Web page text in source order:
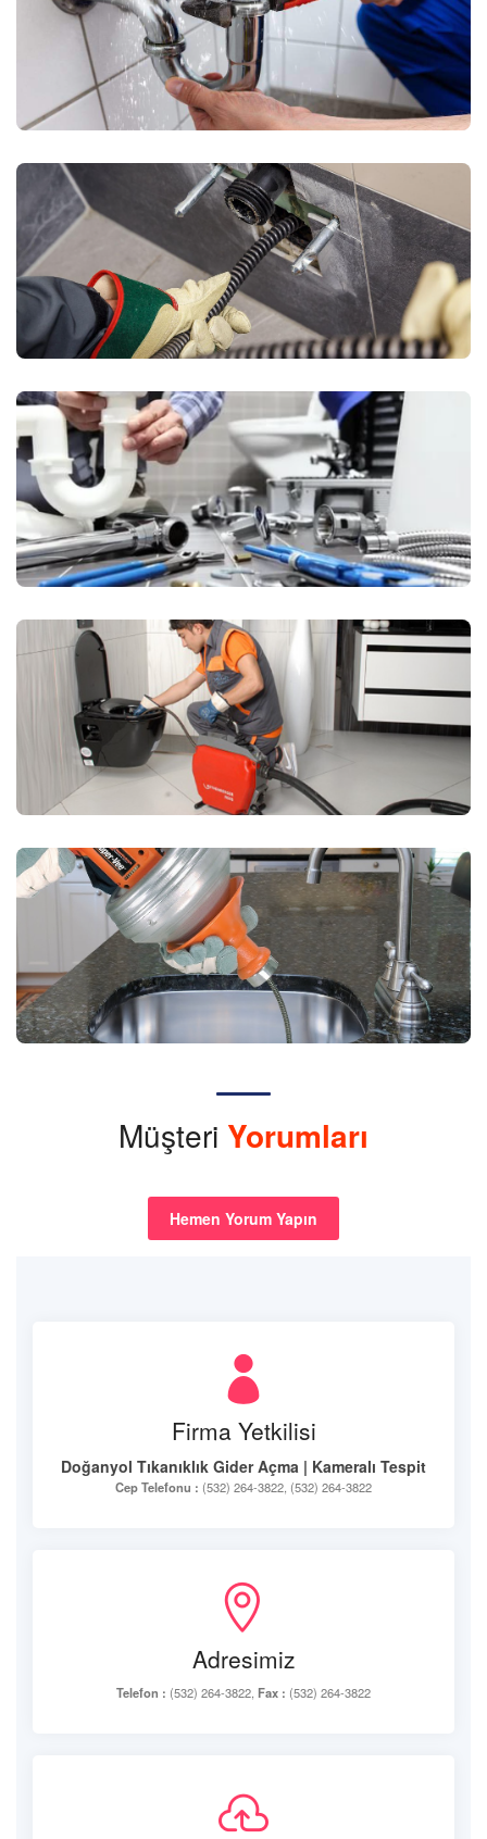
Müşteri Yorumları
Hemen Yorum Yapın
Firma Yetkilisi
Doğanyol Tıkanıklık Gider Açma | Kameralı Tespit
Cep Telefonu : (532) 264-3822, (532) 264-3822
Adresimiz
Telefon : (532) 264-3822, Fax : (532) 264-3822